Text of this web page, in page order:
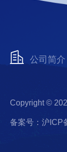
公司简介
Copyright ©
备案号：沪ICP